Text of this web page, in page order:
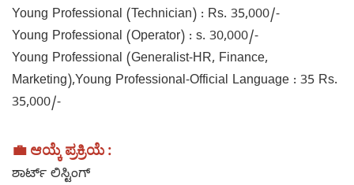
Young Professional (Technician) : Rs. 35,000/-
Young Professional (Operator) : s. 30,000/-
Young Professional (Generalist-HR, Finance,
Marketing),Young Professional-Official Language : 35 Rs.
35,000/-
💼 ಆಯ್ಕೆ ಪ್ರಕ್ರಿಯೆ :
ಶಾರ್ಟ್ ಲಿಸ್ಟಿಂಗ್